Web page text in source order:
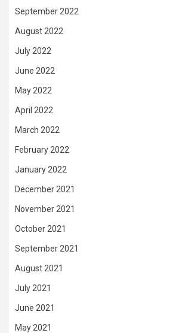
September 2022
August 2022
July 2022
June 2022
May 2022
April 2022
March 2022
February 2022
January 2022
December 2021
November 2021
October 2021
September 2021
August 2021
July 2021
June 2021
May 2021